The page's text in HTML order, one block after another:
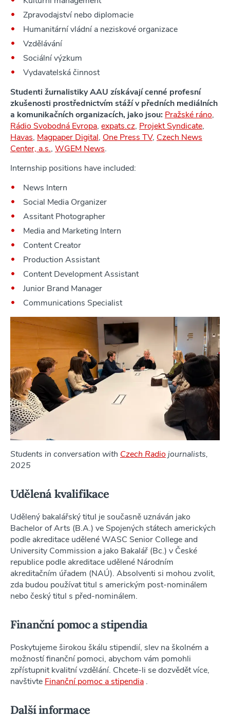
Zpravodajství nebo diplomacie
Humanitární vládní a neziskové organizace
Vzdělávání
Sociální výzkum
Vydavatelská činnost
Studenti žurnalistiky AAU získávají cenné profesní
zkušenosti prostřednictvím stáží v předních mediálních
a komunikačních organizacích, jako jsou: Pražské ráno,
Rádio Svobodná Evropa, expats.cz, Projekt Syndicate,
Havas, Magpaper Digital, One Press TV, Czech News
Center, a.s., WGEM News.
Internship positions have included:
News Intern
Social Media Organizer
Assitant Photographer
Media and Marketing Intern
Content Creator
Production Assistant
Content Development Assistant
Junior Brand Manager
Communications Specialist
Students in conversation with Czech Radiojournalists,
2025
Udělená kvalifikace
Udělený bakalářský titul je současně uznáván jako
Bachelor of Arts (B.A.) ve Spojených státech amerických
podle akreditace udělené WASC Senior College and
University Commission a jako Bakalář (Bc.) v České
republice podle akreditace udělené Národním
akreditačním úřadem (NAÚ). Absolventi si mohou zvolit,
zda budou používat titul s americkým post-nominálem
nebo český titul s před-nominálem.
Finanční pomoc a stipendia
Poskytujeme širokou škálu stipendií, slev na školném a
možností finanční pomoci, abychom vám pomohli
zpřístupnit kvalitní vzdělání. Chcete-li se dozvědět více,
navštivte Finanční pomoc a stipendia .
Další informace